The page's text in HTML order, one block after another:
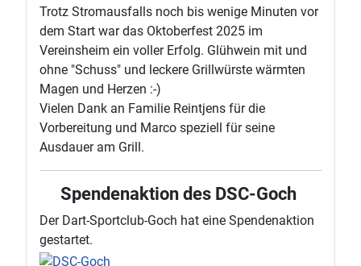
Trotz Stromausfalls noch bis wenige Minuten vor
dem Start war das Oktoberfest 2025 im
Vereinsheim ein voller Erfolg. Glühwein mit und
ohne "Schuss" und leckere Grillwürste wärmten
Magen und Herzen :-)
Vielen Dank an Familie Reintjens für die
Vorbereitung und Marco speziell für seine
Ausdauer am Grill.
Spendenaktion des DSC-Goch
Der Dart-Sportclub-Goch hat eine Spendenaktion
gestartet.